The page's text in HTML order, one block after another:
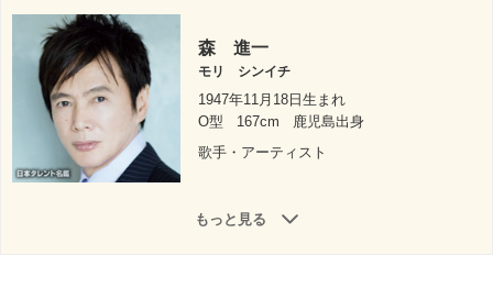
森 進一
モリ シンイチ
1947年11月18日生まれ
O型
167cm
鹿児島出身
歌手・アーティスト
もっと見る